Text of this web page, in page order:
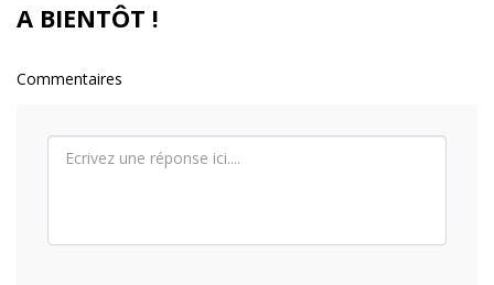
A BIENTÔT !
Commentaires